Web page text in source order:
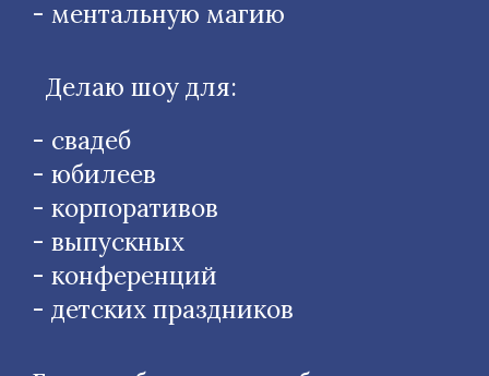
- ментальную магию
Делаю шоу для:
- свадеб
- юбилеев
- корпоративов
- выпускных
- конференций
- детских праздников